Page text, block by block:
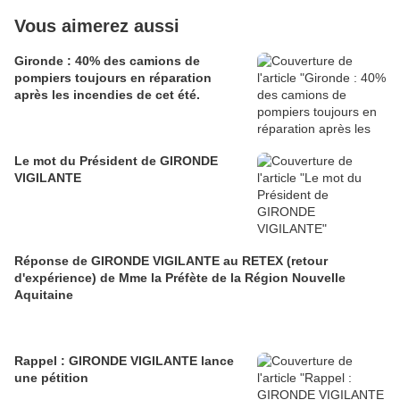
Vous aimerez aussi
Gironde : 40% des camions de
pompiers toujours en réparation
après les incendies de cet été.
Le mot du Président de GIRONDE
VIGILANTE
Réponse de GIRONDE VIGILANTE au RETEX (retour
d'expérience) de Mme la Préfète de la Région Nouvelle
Aquitaine
Rappel : GIRONDE VIGILANTE lance
une pétition